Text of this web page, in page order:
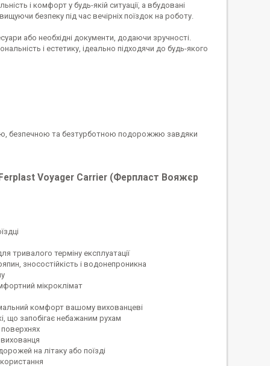
і комфорт у будь-якій ситуації, а вбудовані
безпеку під час вечірніх поїздок на роботу.
або необхідні документи, додаючи зручності.
і естетику, ідеально підходячи до будь-якого
безпечною та безтурботною подорожжю завдяки
Voyager Carrier (Ферпласт Вояжєр
тривалого терміну експлуатації
зносостійкість і водонепроникна
мікроклімат
комфорт вашому вихованцеві
що запобігає небажаним рухам
на літаку або поїзді